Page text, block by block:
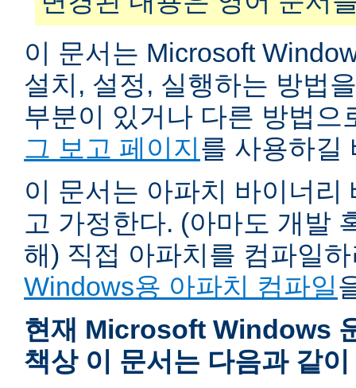
이 문서는 Microsoft
설치, 설정, 실행하는 방법
부분이 있거나 다른 방법
그 보고 페이지를 사용하길
이 문서는 아파치 바이너리
고 가정한다. (아마도 개발
해) 직접 아파치를 컴파일
Windows용 아파치 컴파일
현재 Microsoft Windows
책상 이 문서는 다음과 같